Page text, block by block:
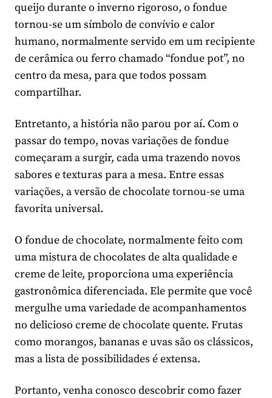
queijo durante o inverno rigoroso, o fondue
tornou-se um símbolo de convívio e calor
humano, normalmente servido em um recipiente
de cerâmica ou ferro chamado “fondue pot”, no
centro da mesa, para que todos possam
compartilhar.
Entretanto, a história não parou por aí. Com o
passar do tempo, novas variações de fondue
começaram a surgir, cada uma trazendo novos
sabores e texturas para a mesa. Entre essas
variações, a versão de chocolate tornou-se uma
favorita universal.
O fondue de chocolate, normalmente feito com
uma mistura de chocolates de alta qualidade e
creme de leite, proporciona uma experiência
gastronômica diferenciada. Ele permite que você
mergulhe uma variedade de acompanhamentos
no delicioso creme de chocolate quente. Frutas
como morangos, bananas e uvas são os clássicos,
mas a lista de possibilidades é extensa.
Portanto, venha conosco descobrir como fazer